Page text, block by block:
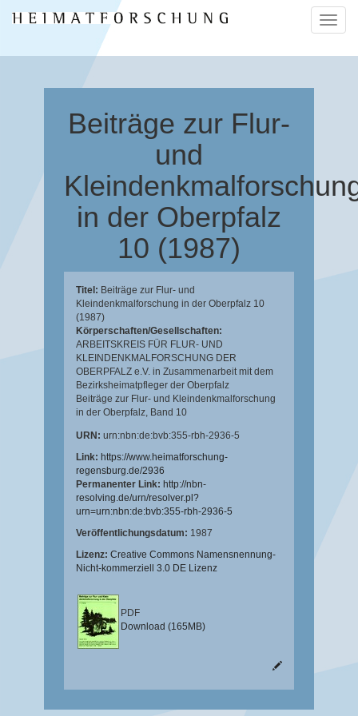
ein-/
Beiträge zur Flur-
und
in der Oberpfalz
10 (1987)
Titel: Beiträge zur Flur- und
Kleindenkmalforschung in der Oberpfalz 10
(1987)
Körperschaften/Gesellschaften:
ARBEITSKREIS FÜR FLUR- UND
KLEINDENKMALFORSCHUNG DER
OBERPFALZ e.V. in Zusammenarbeit mit dem
Bezirksheimatpfleger der Oberpfalz
Beiträge zur Flur- und Kleindenkmalforschung
in der Oberpfalz, Band 10
URN: urn:nbn:de:bvb:355-rbh-2936-5
Link: https://www.heimatforschung-
regensburg.de/2936
Permanenter Link: http://nbn-
resolving.de/urn/resolver.pl?
urn=urn:nbn:de:bvb:355-rbh-2936-5
Veröffentlichungsdatum: 1987
Lizenz: Creative Commons Namensnennung-
Nicht-kommerziell 3.0 DE Lizenz
PDF
Download (165MB)